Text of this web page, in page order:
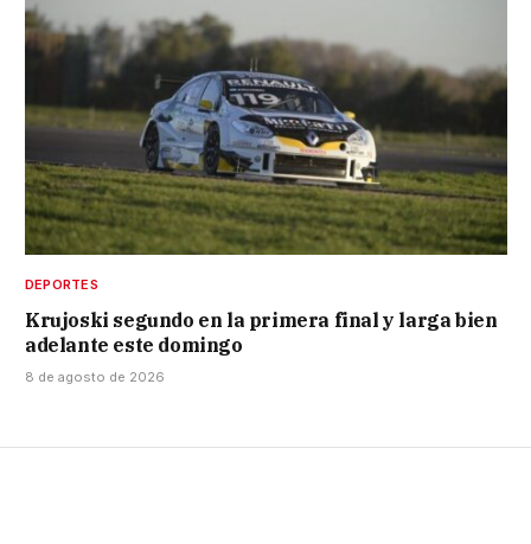
DEPORTES
Krujoski segundo en la primera final y larga bien
adelante este domingo
8 de agosto de 2026